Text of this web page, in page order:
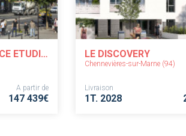
STUD'IVRY RESIDENCE ETUDIANTE
A partir de
147 439€
LE DISCOVERY
Chennevières-sur-Marne (94)
Livraison
1T. 2028